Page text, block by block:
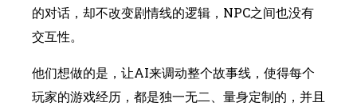
的对话，却不改变剧情线的逻辑，NPC之间也没有
交互性。
他们想做的是，让AI来调动整个故事线，使得每个
玩家的游戏经历，都是独一无二、量身定制的，并且